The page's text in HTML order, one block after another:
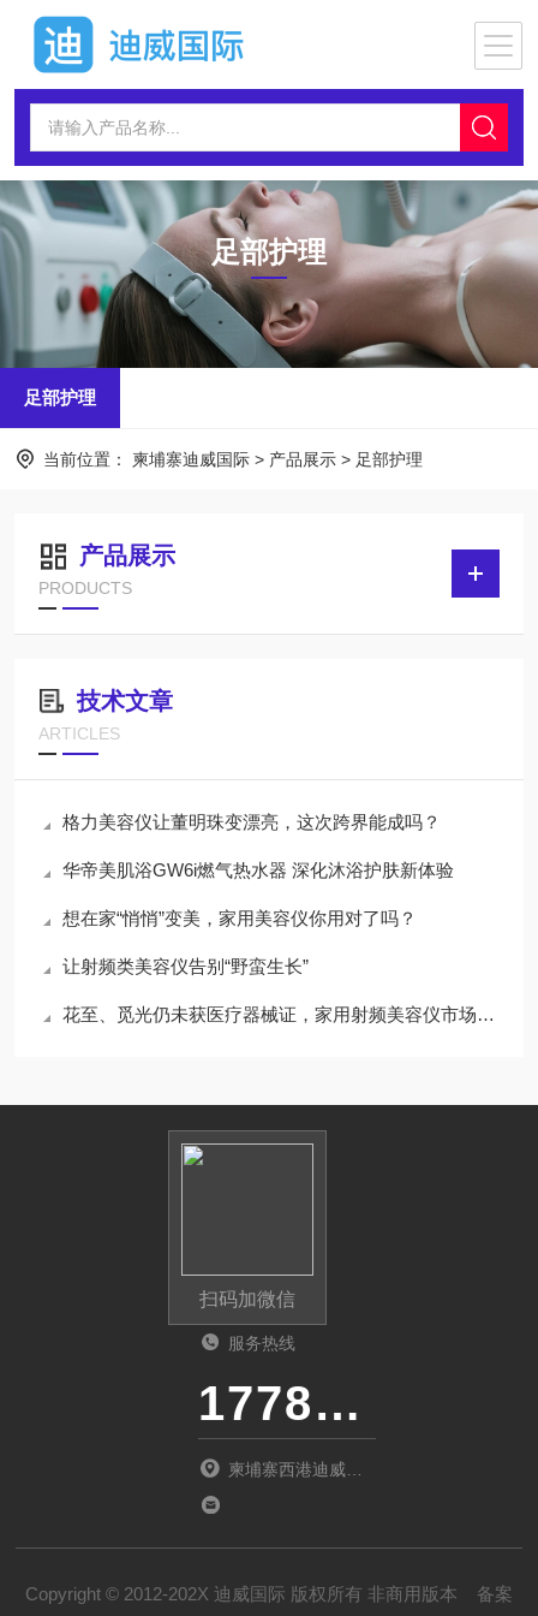
足部护理
足部护理
当前位置： 柬埔寨迪威国际 > 产品展示 > 足部护理
产品展示
PRODUCTS
技术文章
ARTICLES
格力美容仪让董明珠变漂亮，这次跨界能成吗？
华帝美肌浴GW6i燃气热水器 深化沐浴护肤新体验
想在家“悄悄”变美，家用美容仪你用对了吗？
让射频类美容仪告别“野蛮生长”
花至、觅光仍未获医疗器械证，家用射频美容仪市场大洗牌？
扫码加微信
服务热线
17787488866（24小时服务)
柬埔寨西港迪威国
Copyright © 2012-202X 迪威国际 版权所有 非商用版本 备案